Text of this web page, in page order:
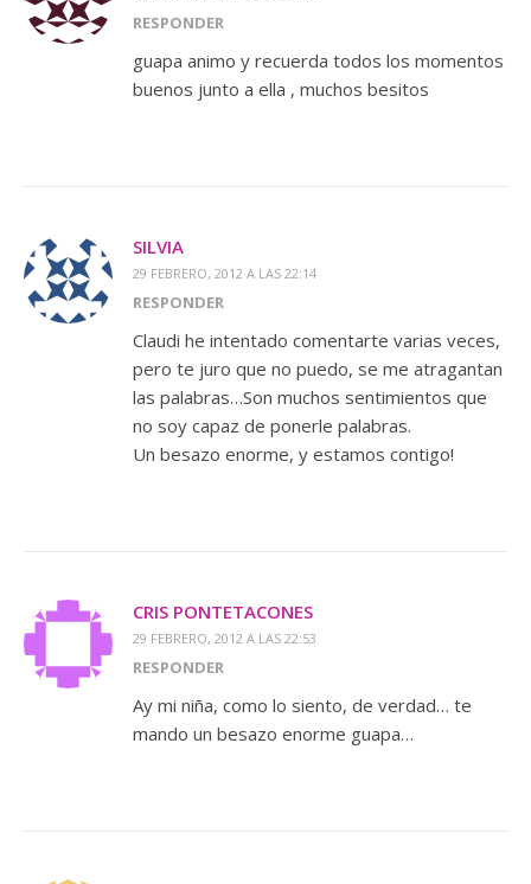
RESPONDER
guapa animo y recuerda todos los momentos
buenos junto a ella , muchos besitos
SILVIA
29 FEBRERO, 2012 A LAS 22:14
RESPONDER
Claudi he intentado comentarte varias veces,
pero te juro que no puedo, se me atragantan
las palabras…Son muchos sentimientos que
no soy capaz de ponerle palabras.
Un besazo enorme, y estamos contigo!
CRIS PONTETACONES
29 FEBRERO, 2012 A LAS 22:53
RESPONDER
Ay mi niña, como lo siento, de verdad… te
mando un besazo enorme guapa…